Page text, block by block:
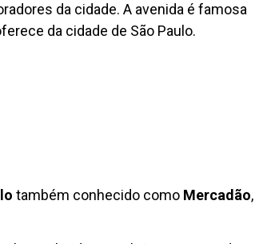
da cidade. A avenida é famosa
da cidade de São Paulo.
também conhecido como Mercadão,